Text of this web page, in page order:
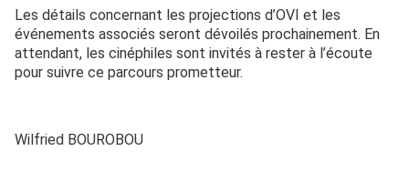
Les détails concernant les projections d’OVI et les
événements associés seront dévoilés prochainement. En
attendant, les cinéphiles sont invités à rester à l’écoute
pour suivre ce parcours prometteur.
Wilfried BOUROBOU